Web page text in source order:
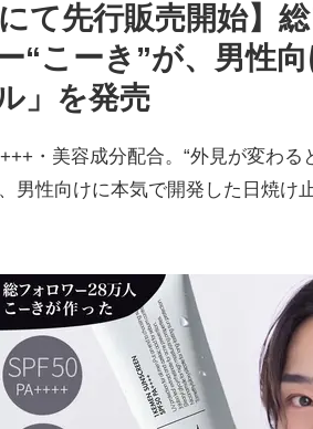
て先行販売開始】
“こーき”が、男性
」を発売
・美容成分配合。“外見が変わ
男性向けに本気で開発した日焼け